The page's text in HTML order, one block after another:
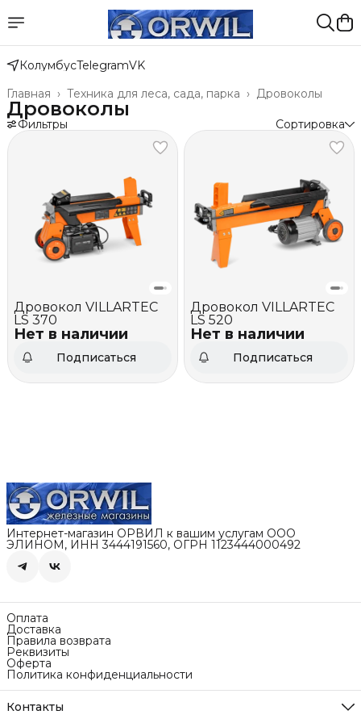
КолумбусTelegramVK
Дровоколы
Техника для леса, сада, парка ›
Главная ›
Дровоколы
Фильтры Сортировка
Нет в наличии
Дровокол VILLARTEC
LS 370
Подписаться
Нет в наличии
Дровокол VILLARTEC
LS 520
Подписаться
Интернет-магазин ОРВИЛ к вашим услугам ООО
ЭЛИНОМ, ИНН 3444191560, ОГРН 1123444000492
Оплата
Доставка
Правила возврата
Реквизиты
Оферта
Политика конфиденциальности
Контакты